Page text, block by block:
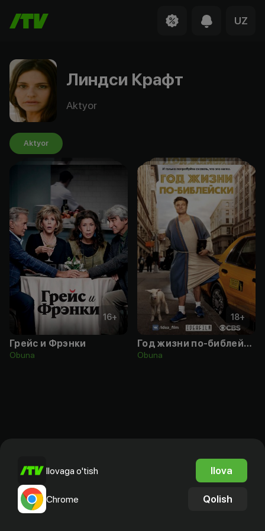
UZ
Линдси Крафт
Aktyor
Aktyor
16+
Грейс и Фрэнки
Obuna
18+
Год жизни по-библейски
Obuna
Ilovaga o'tish Ilova
Chrome Qolish